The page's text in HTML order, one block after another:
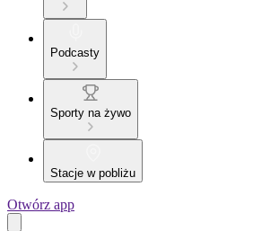
Podcasty
Sporty na żywo
Stacje w pobliżu
Otwórz app